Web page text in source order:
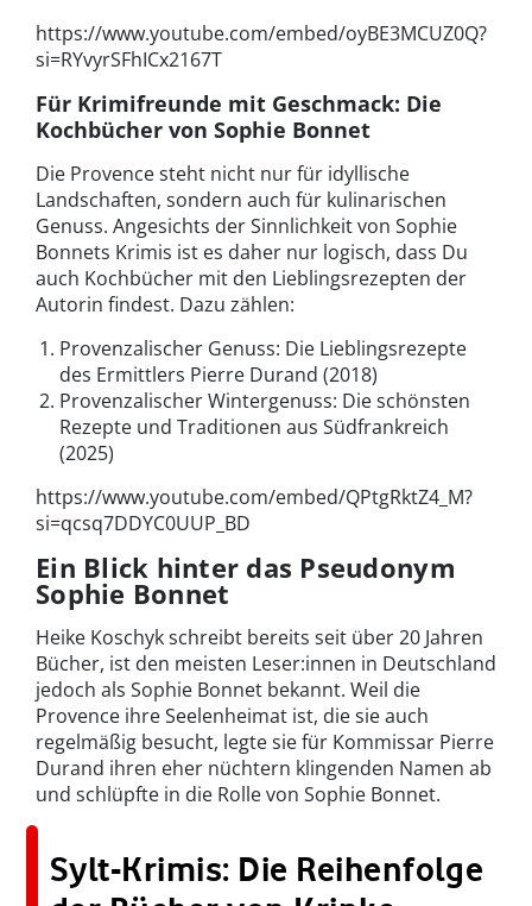
https://www.youtube.com/embed/oyBE3MCUZ0Q?
si=RYvyrSFhICx2167T
Für Krimifreunde mit Geschmack: Die
Kochbücher von Sophie Bonnet
Die Provence steht nicht nur für idyllische
Landschaften, sondern auch für kulinarischen
Genuss. Angesichts der Sinnlichkeit von Sophie
Bonnets Krimis ist es daher nur logisch, dass Du
auch Kochbücher mit den Lieblingsrezepten der
Autorin findest. Dazu zählen:
Provenzalischer Genuss: Die Lieblingsrezepte
des Ermittlers Pierre Durand (2018)
Provenzalischer Wintergenuss: Die schönsten
Rezepte und Traditionen aus Südfrankreich
(2025)
https://www.youtube.com/embed/QPtgRktZ4_M?
si=qcsq7DDYC0UUP_BD
Ein Blick hinter das Pseudonym
Sophie Bonnet
Heike Koschyk schreibt bereits seit über 20 Jahren
Bücher, ist den meisten Leser:innen in Deutschland
jedoch als Sophie Bonnet bekannt. Weil die
Provence ihre Seelenheimat ist, die sie auch
regelmäßig besucht, legte sie für Kommissar Pierre
Durand ihren eher nüchtern klingenden Namen ab
und schlüpfte in die Rolle von Sophie Bonnet.
Sylt-Krimis: Die Reihenfolge